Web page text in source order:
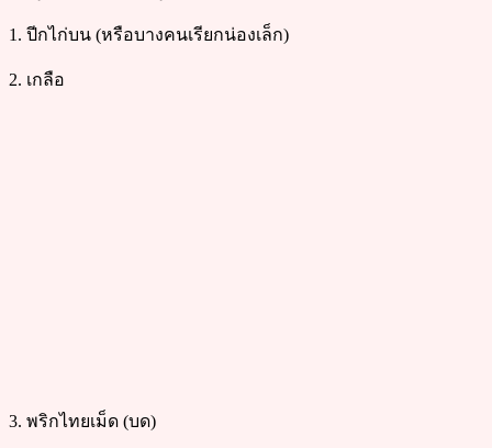
1. ปีกไก่บน (หรือบางคนเรียกน่องเล็ก)
2. เกลือ
3. พริกไทยเม็ด (บด)